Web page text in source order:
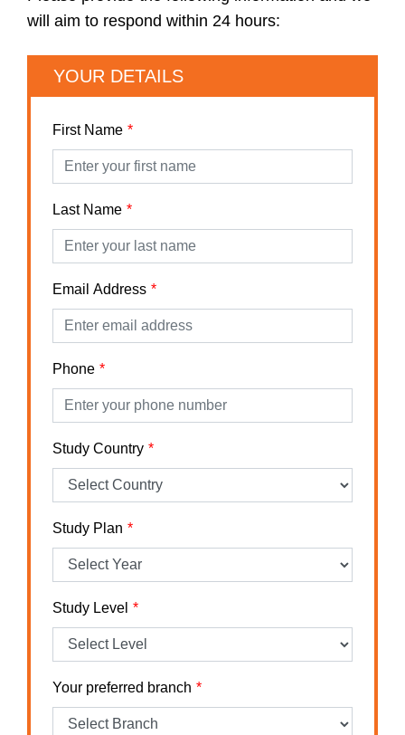
will aim to respond within 24 hours:
YOUR DETAILS
First Name
Last Name
Email Address
Phone
Study Country
Study Plan
Study Level
Your preferred branch